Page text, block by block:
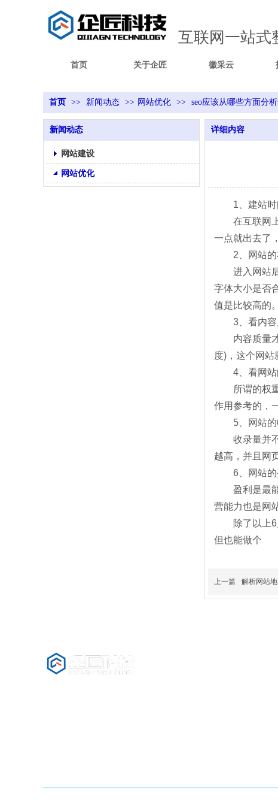
互联网一站式
首页 关于企匠 徽采云
首页 >> 新闻动态 >> 网站优化 >> seo应该从哪些方面分
新闻动态
网站建设
网站优化
详细内容
1、建站时
在互联网上
一点就出去了
2、网站的
进入网站后
字体大小是否
值是比较高的。
3、看内容
内容质量才
度)，这个网站
4、看网站
所谓的权重
作用参考的，
5、网站的
收录量并不
越高，并且网
6、网站的
盈利是最能
营能力也是网
除了以上6点
但也能做个
上一篇 解析网站